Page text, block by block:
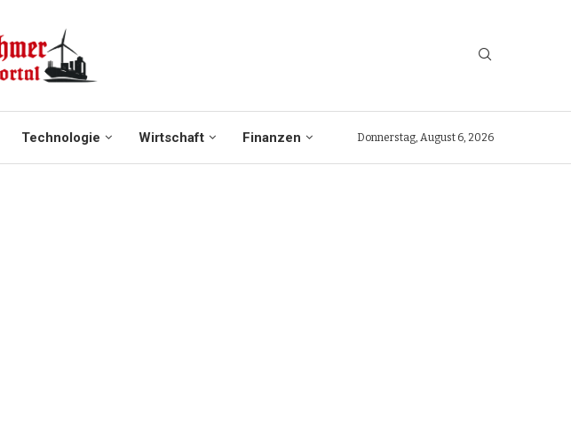
Technologie Wirtschaft Finanzen Donnerstag, August 6, 2026